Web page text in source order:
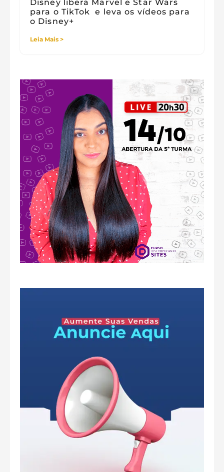
Disney libera Marvel e Star Wars
para o TikTok e leva os vídeos para
o Disney+
Leia Mais >